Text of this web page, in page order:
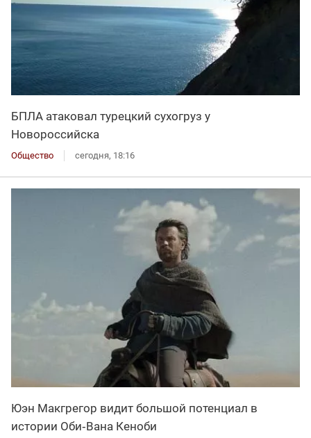
БПЛА атаковал турецкий сухогруз у
Новороссийска
Общество сегодня, 18:16
Юэн Макгрегор видит большой потенциал в
истории Оби‑Вана Кеноби